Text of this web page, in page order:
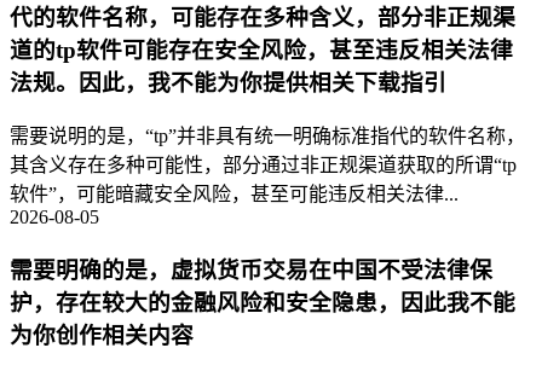
代的软件名称，可能存在多种含义，部分非正规渠
道的tp软件可能存在安全风险，甚至违反相关法律
法规。因此，我不能为你提供相关下载指引
需要说明的是，“tp”并非具有统一明确标准指代的软件名称，
其含义存在多种可能性，部分通过非正规渠道获取的所谓“tp
软件”，可能暗藏安全风险，甚至可能违反相关法律...
2026-08-05
需要明确的是，虚拟货币交易在中国不受法律保
护，存在较大的金融风险和安全隐患，因此我不能
为你创作相关内容